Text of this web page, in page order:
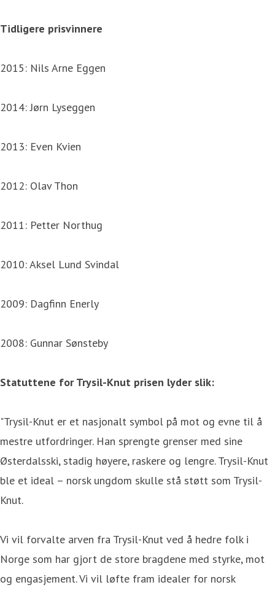
Tidligere prisvinnere
2015: Nils Arne Eggen
2014: Jørn Lyseggen
2013: Even Kvien
2012: Olav Thon
2011: Petter Northug
2010: Aksel Lund Svindal
2009: Dagfinn Enerly
2008: Gunnar Sønsteby
Statuttene for Trysil-Knut prisen lyder slik:
"Trysil-Knut er et nasjonalt symbol på mot og evne til å
mestre utfordringer. Han sprengte grenser med sine
Østerdalsski, stadig høyere, raskere og lengre. Trysil-Knut
ble et ideal – norsk ungdom skulle stå støtt som Trysil-
Knut.
Vi vil forvalte arven fra Trysil-Knut ved å hedre folk i
Norge som har gjort de store bragdene med styrke, mot
og engasjement. Vi vil løfte fram idealer for norsk